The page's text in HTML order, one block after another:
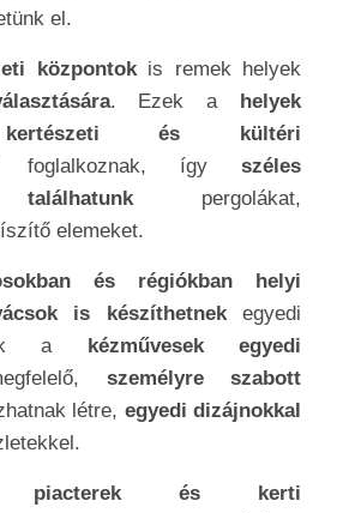
el.
központokis remek helyek
. Ezek ahelyek
kertészeti és kültéri
foglalkoznak, így széles
pergolákat,
elemeket.
és régiókban helyi
is készíthetnekegyedi
a kézművesek egyedi
személyre szabott
létre, egyedi dizájnokkal
és kerti